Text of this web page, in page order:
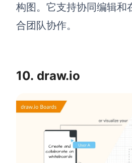
构图。它支持协同编辑和
合团队协作。
10. draw.io